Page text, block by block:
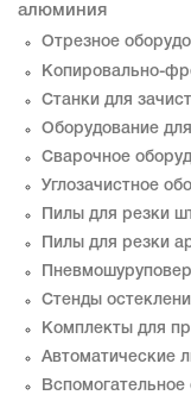
алюминия
Отрезное
Копировально-
Станки для
Оборудование
Сварочное
Углозачистное
Пилы для резки
Пилы для резки
Стенды
Комплекты для
Автоматические